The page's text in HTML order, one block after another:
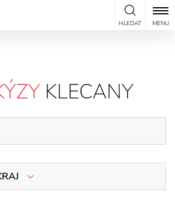
HLEDAT MENU
KLECANY